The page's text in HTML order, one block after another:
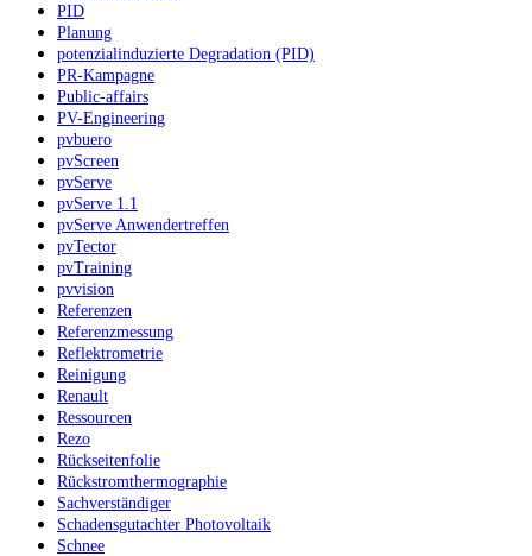
PID
Planung
potenzialinduzierte Degradation (PID)
PR-Kampagne
Public-affairs
PV-Engineering
pvbuero
pvScreen
pvServe
pvServe 1.1
pvServe Anwendertreffen
pvTector
pvTraining
pvvision
Referenzen
Referenzmessung
Reflektrometrie
Reinigung
Renault
Ressourcen
Rezo
Rückseitenfolie
Rückstromthermographie
Sachverständiger
Schadensgutachter Photovoltaik
Schnee